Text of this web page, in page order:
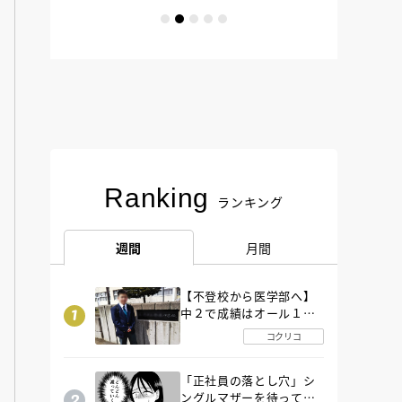
Ranking ランキング
週間 月間
【不登校から医学部へ】
中２で成績はオール１
「昼夜逆転」したわが子
を”夜遊び”に連れ出した
コクリコ
「正社員の落とし穴」シ
ングルマザーを待ってい